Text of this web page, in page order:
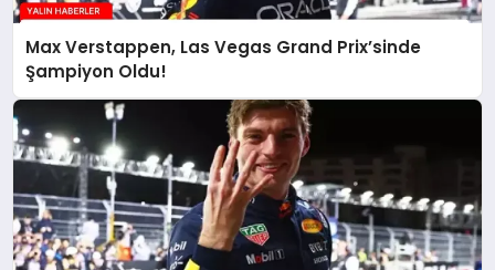
Max Verstappen, Las Vegas Grand Prix’sinde
Şampiyon Oldu!